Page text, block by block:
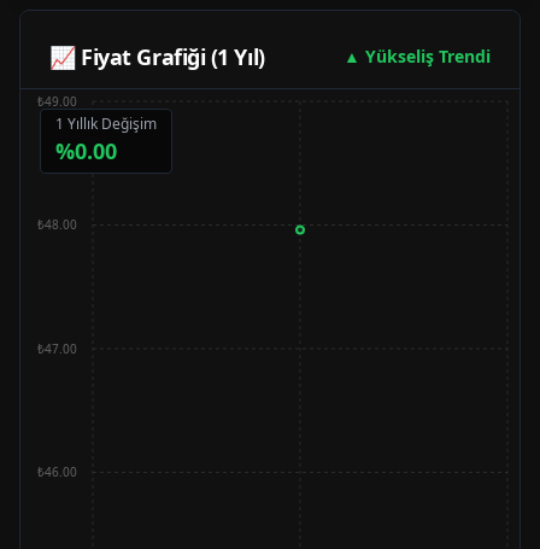
📈 Fiyat Grafiği (1 Yıl) ▲ Yükseliş Trendi
1 Yıllık Değişim
%0.00
₺46.00
₺47.00
₺48.00
₺49.00